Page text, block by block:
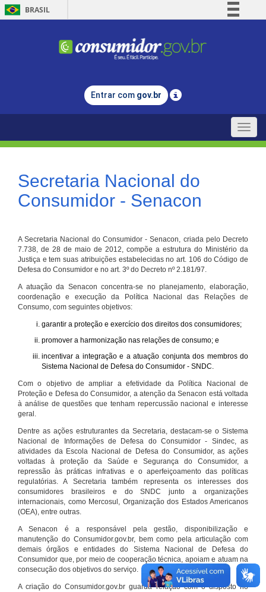
BRASIL
Comunica BR
Legislação
Entrar com gov.br
Toggle
Secretaria Nacional do
Consumidor - Senacon
A Secretaria Nacional do Consumidor - Senacon, criada pelo Decreto
7.738, de 28 de maio de 2012, compõe a estrutura do Ministério da
Justiça e tem suas atribuições estabelecidas no art. 106 do Código de
Defesa do Consumidor e no art. 3º do Decreto nº 2.181/97.
A atuação da Senacon concentra-se no planejamento, elaboração,
coordenação e execução da Política Nacional das Relações de
Consumo, com seguintes objetivos:
garantir a proteção e exercício dos direitos dos consumidores;
promover a harmonização nas relações de consumo; e
incentivar a integração e a atuação conjunta dos membros do
Sistema Nacional de Defesa do Consumidor - SNDC.
Com o objetivo de ampliar a efetividade da Política Nacional de
Proteção e Defesa do Consumidor, a atenção da Senacon está voltada
à análise de questões que tenham repercussão nacional e interesse
geral.
Dentre as ações estruturantes da Secretaria, destacam-se o Sistema
Nacional de Informações de Defesa do Consumidor - Sindec, as
atividades da Escola Nacional de Defesa do Consumidor, as ações
voltadas à proteção da Saúde e Segurança do Consumidor, a
repressão às práticas infrativas e o aperfeiçoamento das políticas
regulatórias. A Secretaria também representa os interesses dos
consumidores brasileiros e do SNDC junto a organizações
internacionais, como Mercosul, Organização dos Estados Americanos
(OEA), entre outras.
A Senacon é a responsável pela gestão, disponibilização e
manutenção do Consumidor.gov.br, bem como pela articulação com
demais órgãos e entidades do Sistema Nacional de Defesa do
Consumidor que, por meio de cooperação técnica, apoiam e atuam na
consecução dos objetivos do serviço.
A criação do Consumidor.gov.br guarda relação com o disposto no